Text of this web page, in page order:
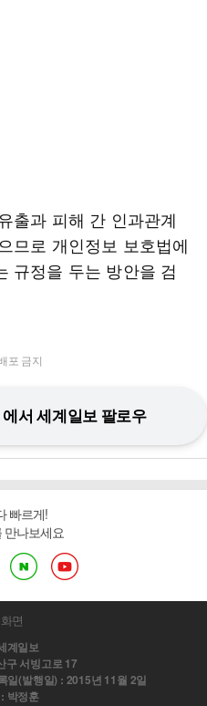
출과 피해 간 인과관계
므로 개인정보 보호법에
규정을 두는 방안을 검
포 금지
에서 세계일보 팔로우
빠르게!
만나보세요
면
계일보
구 서빙고로 17
일(발행일) : 2015년 11월 2일
박정훈